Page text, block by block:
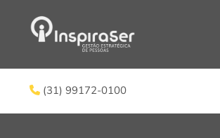
(31) 99172-0100